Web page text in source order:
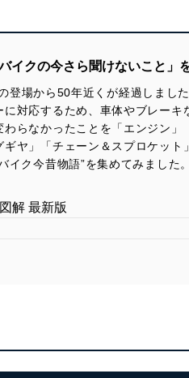
イクの今さら聞けないこと」
場から50年近くが経過しまし
対応するため、車体やブレー
らなかったことを「エンジン
ヤ」「チェーン＆スプロケッ
ク今昔物語”を集めてみました。
解 最新版